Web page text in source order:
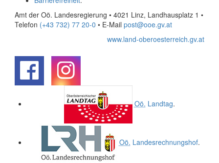
Amt der Oö. Landesregierung • 4021 Linz, Landhausplatz 1 •
Telefon (+43 732) 77 20-0 • E-Mail post@ooe.gv.at
www.land-oberoesterreich.gv.at
Oö. Landtag.
Oö. Landesrechnungshof.